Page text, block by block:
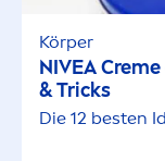
Körper
NIVEACreme
& Tricks
Die 12 besten